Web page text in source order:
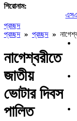
শিরোনাম:
প্রচ্ছদ
প্রচ্ছদ » প্রচ্ছদ »
নাগেশ্বরীতে
জাতীয়
ভোটার দিবস
পালিত